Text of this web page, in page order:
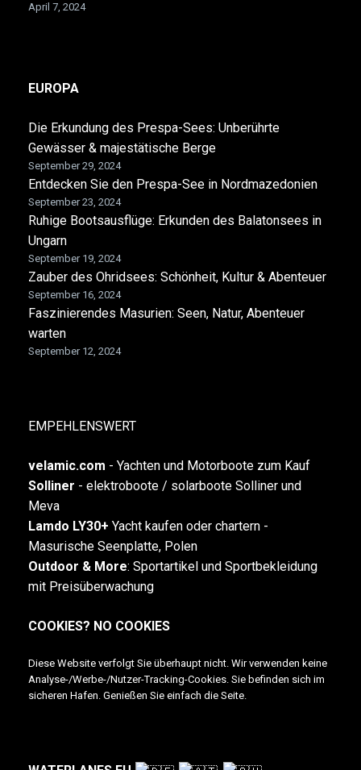
April 7, 2024
EUROPA
Die Erkundung des Prespa-Sees: Unberührte
Gewässer & majestätische Berge
September 29, 2024
Entdecken Sie den Prespa-See in Nordmazedonien
September 23, 2024
Ruhige Bootsausflüge: Erkunden des Balatonsees in
Ungarn
September 19, 2024
Zauber des Ohridsees: Schönheit, Kultur & Abenteuer
September 16, 2024
Faszinierendes Masurien: Seen, Natur, Abenteuer
warten
September 12, 2024
EMPEHLENSWERT
velamic.com - Yachten und Motorboote zum Kauf
Solliner - elektroboote / solarboote Solliner und
Meva
Lamdo LY30+ Yacht kaufen oder chartern -
Masurische Seenplatte, Polen
Outdoor & More: Sportartikel und Sportbekleidung
mit Preisüberwachung
COOKIES? NO COOKIES
Diese Website verfolgt Sie überhaupt nicht. Wir verwenden keine
Analyse-/Werbe-/Nutzer-Tracking-Cookies. Sie befinden sich im
sicheren Hafen. Genießen Sie einfach die Seite.